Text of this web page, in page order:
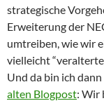
strategische
Erweiterung der
umtreiben, wie wir
vielleicht
Und da bin ich
alten Blogpost: Wir